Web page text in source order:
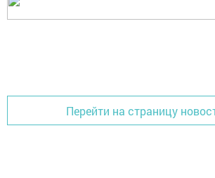
Перейти на страницу